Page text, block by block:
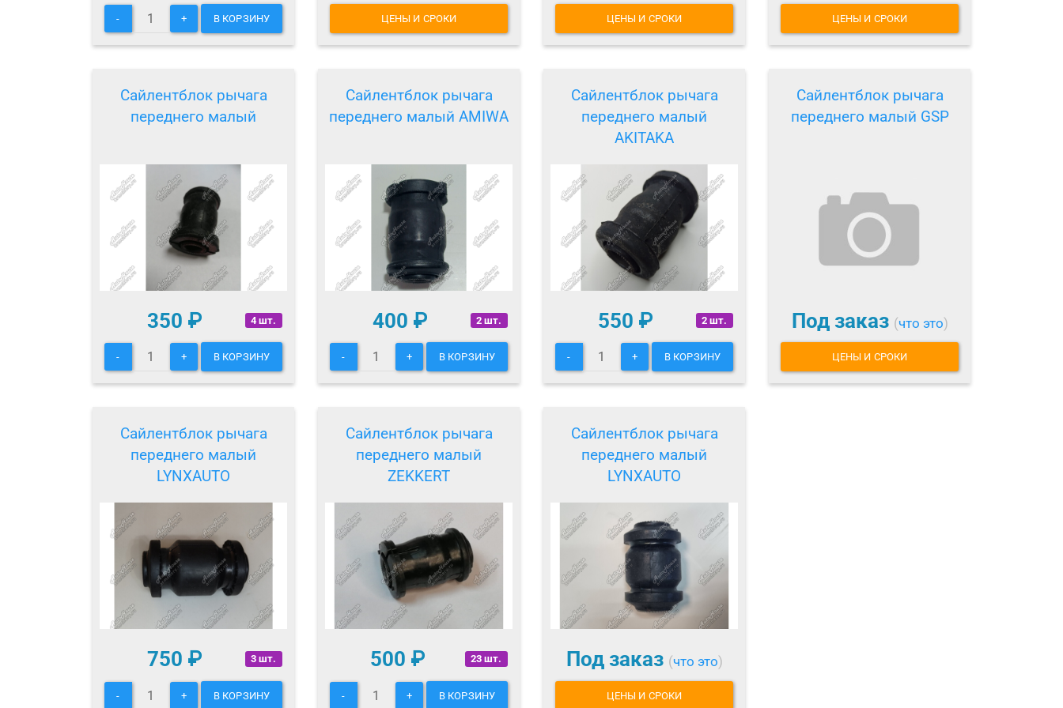
- + В КОРЗИНУ ЦЕНЫ И СРОКИ ЦЕНЫ И СРОКИ ЦЕНЫ И СРОКИ
Сайлентблок рычага
переднего малый
4 шт.
350 ₽
- + В КОРЗИНУ
Сайлентблок рычага
переднего малый AMIWA
2 шт.
400 ₽
- + В КОРЗИНУ
Сайлентблок рычага
переднего малый
AKITAKA
2 шт.
550 ₽
- + В КОРЗИНУ
Сайлентблок рычага
переднего малый GSP
Под заказ (что это)
ЦЕНЫ И СРОКИ
Сайлентблок рычага
переднего малый
LYNXAUTO
3 шт.
750 ₽
- + В КОРЗИНУ
Сайлентблок рычага
переднего малый
ZEKKERT
23 шт.
500 ₽
- + В КОРЗИНУ
Сайлентблок рычага
переднего малый
LYNXAUTO
Под заказ (что это)
ЦЕНЫ И СРОКИ